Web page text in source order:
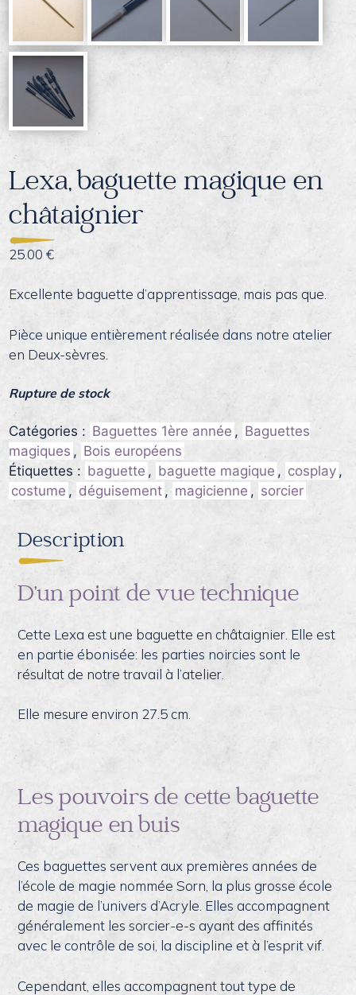
Lexa, baguette magique en
châtaignier
25.00€
Excellente baguette d’apprentissage, mais pas que.
Pièce unique entièrement réalisée dans notre atelier
en Deux-sèvres.
Rupture de stock
Catégories : Baguettes 1ère année , Baguettes
magiques , Bois européens
Étiquettes : baguette , baguette magique , cosplay ,
costume , déguisement , magicienne , sorcier
Description
D’un point de vue technique
Cette Lexa est une baguette en châtaignier. Elle est
en partie ébonisée: les parties noircies sont le
résultat de notre travail à l’atelier.
Elle mesure environ 27.5 cm.
Les pouvoirs de cette baguette
magique en buis
Ces baguettes servent aux premières années de
l’école de magie nommée Sorn, la plus grosse école
de magie de l’univers d’Acryle. Elles accompagnent
généralement les sorcier-e-s ayant des affinités
avec le contrôle de soi, la discipline et à l’esprit vif.
Cependant, elles accompagnent tout type de